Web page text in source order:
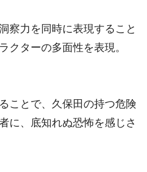
察力を同時に表現すること
クターの多面性を表現。
ことで、久保田の持つ危険
に、底知れぬ恐怖を感じさ